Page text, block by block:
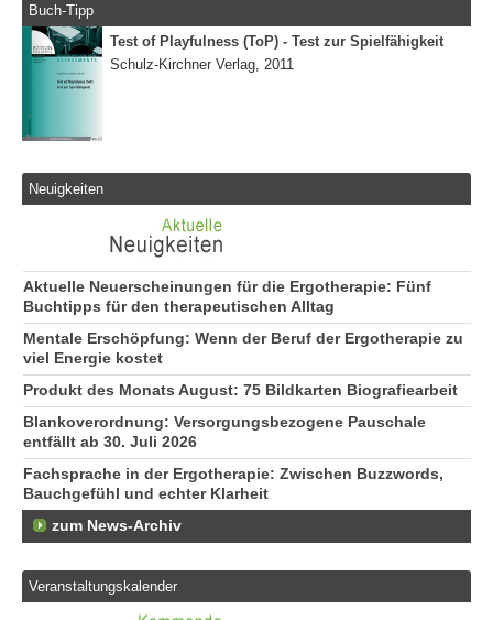
Buch-Tipp
Test of Playfulness (ToP) - Test zur Spielfähigkeit
Schulz-Kirchner Verlag, 2011
Neuigkeiten
Aktuelle Neuerscheinungen für die Ergotherapie: Fünf
Buchtipps für den therapeutischen Alltag
Mentale Erschöpfung: Wenn der Beruf der Ergotherapie zu
viel Energie kostet
Produkt des Monats August: 75 Bildkarten Biografiearbeit
Blankoverordnung: Versorgungsbezogene Pauschale
entfällt ab 30. Juli 2026
Fachsprache in der Ergotherapie: Zwischen Buzzwords,
Bauchgefühl und echter Klarheit
zum News-Archiv
Veranstaltungskalender